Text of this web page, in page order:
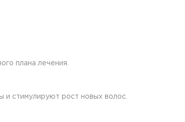
плана лечения.
стимулируют рост новых волос.